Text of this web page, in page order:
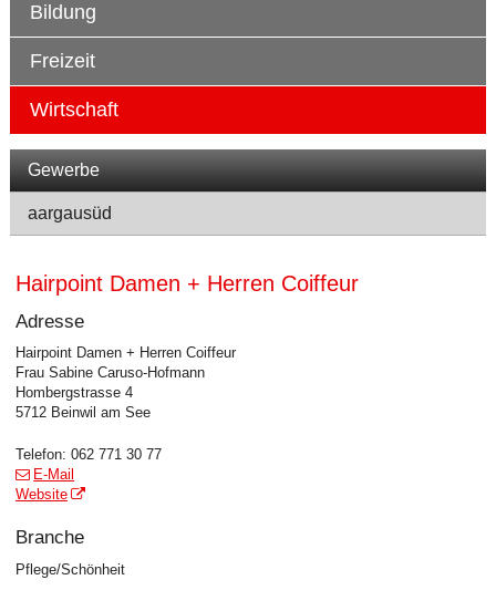
Bildung
Freizeit
Wirtschaft
Navigation
Gewerbe
aargausüd
Hairpoint Damen + Herren Coiffeur
Adresse
Hairpoint Damen + Herren Coiffeur
Frau Sabine Caruso-Hofmann
Hombergstrasse 4
5712 Beinwil am See
Telefon: 062 771 30 77
E-Mail
Website
Branche
Pflege/Schönheit